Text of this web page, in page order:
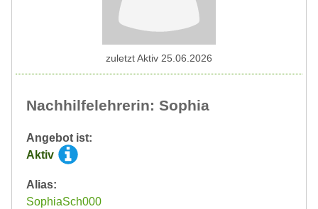
Nachhilfelehrerin: Sophia
Angebot ist:
Aktiv
Alias:
SophiaSch000
zuletzt Aktiv 25.06.2026